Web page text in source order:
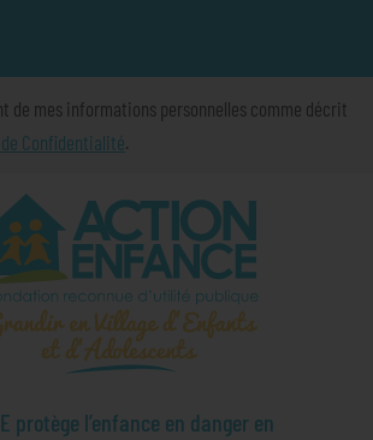
de mes informations personnelles comme décrit
Confidentialité.
protège l’enfance en danger en